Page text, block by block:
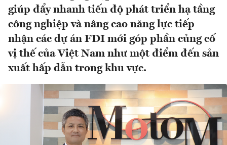
giúp đẩy nhanh tiến độ phát triển hạ tầng
công nghiệp và nâng cao năng lực tiếp
nhận các dự án FDI mới góp phần củng cố
vị thế của Việt Nam như một điểm đến sản
xuất hấp dẫn trong khu vực.